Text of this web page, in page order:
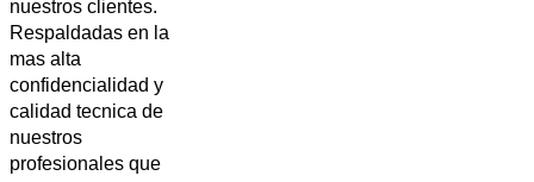
nuestros clientes.
Respaldadas en la
mas alta
confidencialidad y
calidad tecnica de
nuestros
profesionales que